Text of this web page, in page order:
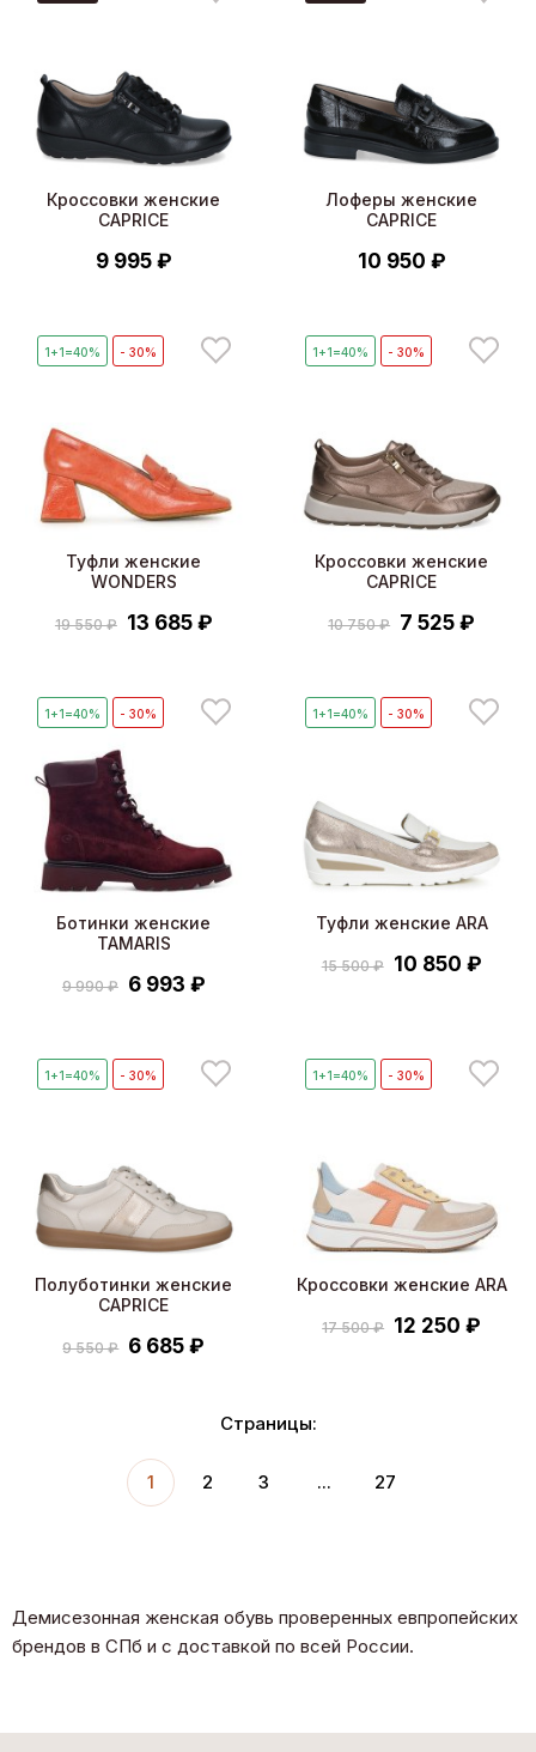
Кроссовки женские
CAPRICE
9 995 ₽
Лоферы женские
CAPRICE
10 950 ₽
1+1=40% - 30%
Туфли женские
WONDERS
19 550 ₽ 13 685 ₽
1+1=40% - 30%
Кроссовки женские
CAPRICE
10 750 ₽ 7 525 ₽
1+1=40% - 30%
Ботинки женские
TAMARIS
9 990 ₽ 6 993 ₽
1+1=40% - 30%
Туфли женские ARA
15 500 ₽ 10 850 ₽
1+1=40% - 30%
Полуботинки женские
CAPRICE
9 550 ₽ 6 685 ₽
1+1=40% - 30%
Кроссовки женские ARA
17 500 ₽ 12 250 ₽
Страницы:
1 2 3 ... 27
Демисезонная женская обувь проверенных евпропейских
брендов в СПб и с доставкой по всей России.